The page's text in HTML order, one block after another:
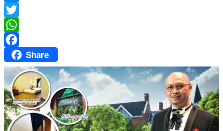
Messenger
Twitter
WhatsApp
FacebookShare